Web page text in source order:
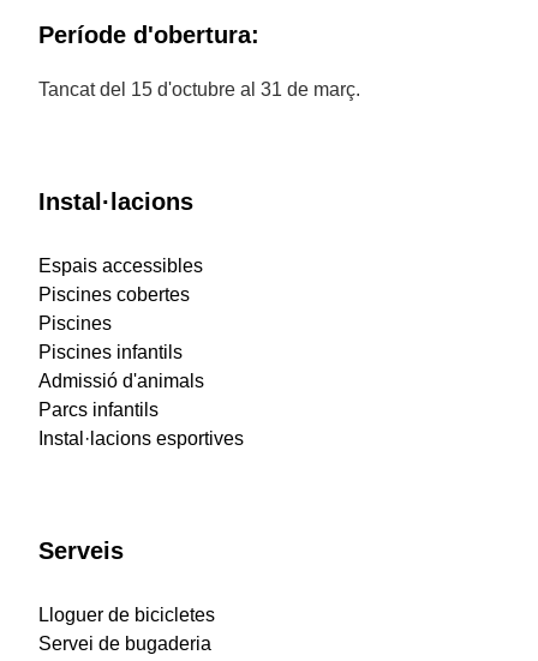
Període d'obertura:
Tancat del 15 d'octubre al 31 de març.
Instal·lacions
Espais accessibles
Piscines cobertes
Piscines
Piscines infantils
Admissió d'animals
Parcs infantils
Instal·lacions esportives
Serveis
Lloguer de bicicletes
Servei de bugaderia